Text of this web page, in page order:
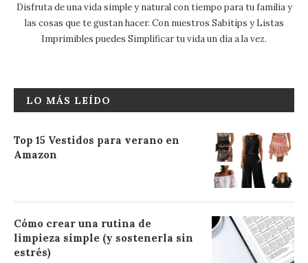
Disfruta de una vida simple y natural con tiempo para tu familia y
las cosas que te gustan hacer. Con nuestros Sabitips y Listas
Imprimibles puedes Simplificar tu vida un día a la vez.
LO MÁS LEÍDO
Top 15 Vestidos para verano en
Amazon
Cómo crear una rutina de
limpieza simple (y sostenerla sin
estrés)